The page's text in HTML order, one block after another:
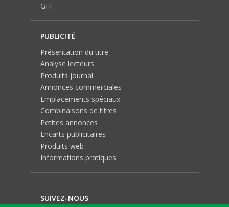
GHI
PUBLICITÉ
Présentation du titre
Analyse lecteurs
Produits journal
Annonces commerciales
Emplacements spéciaux
Combinaisons de titres
Petites annonces
Encarts publicitaires
Produits web
Informations pratiques
SUIVEZ-NOUS